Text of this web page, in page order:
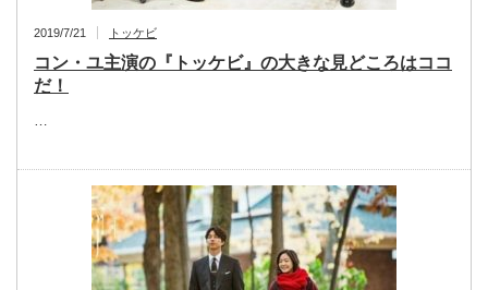
2019/7/21 トッケビ
コン・ユ主演の『トッケビ』の大きな見どころはココ
だ！
…